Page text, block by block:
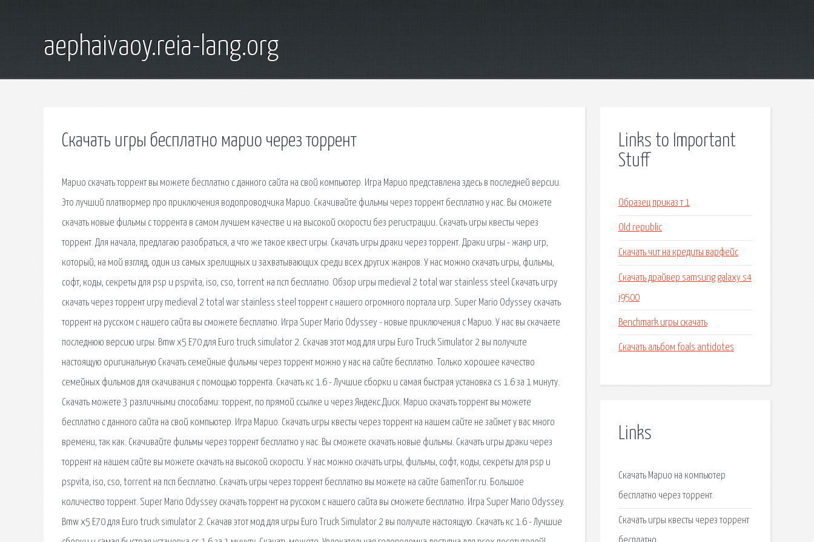
aephaivaoy.reia-lang.org
Скачать игры бесплатно марио через торрент
Марио скачать торрент вы можете бесплатно с данного сайта на свой компьютер. Игра Марио представлена здесь в последней версии.
Это лучший платвормер про приключения водопроводчика Марио. Скачивайте фильмы через торрент бесплатно у нас. Вы сможете
скачать новые фильмы с торрента в самом лучшем качестве и на высокой скорости без регистрации. Скачать игры квесты через
торрент. Для начала, предлагаю разобраться, а что же такое квест игры. Скачать игры драки через торрент. Драки игры - жанр игр,
который, на мой взгляд, один из самых зрелищных и захватывающих среди всех других жанров. У нас можно скачать игры, фильмы,
софт, коды, секреты для psp и pspvita, iso, cso, torrent на псп бесплатно. Обзор игры medieval 2 total war stainless steel Скачать игру
скачать через торрент игру medieval 2 total war stainless steel торрент с нашего огромного портала игр. Super Mario Odyssey скачать
торрент на русском с нашего сайта вы сможете бесплатно. Игра Super Mario Odyssey - новые приключения с Марио. У нас вы скачаете
последнюю версию игры. Bmw x5 E70 для Euro truck simulator 2. Скачав этот мод для игры Euro Truck Simulator 2 вы получите
настоящую оригинальную Скачать семейные фильмы через торрент можно у нас на сайте бесплатно. Только хорошее качество
семейных фильмов для скачивания с помощью торрента. Скачать кс 1.6 - Лучшие сборки и самая быстрая установка cs 1.6 за 1 минуту.
Скачать можете 3 различными способами: торрент, по прямой ссылке и через Яндекс.Диск. Марио скачать торрент вы можете
бесплатно с данного сайта на свой компьютер. Игра Марио. Скачать игры квесты через торрент на нашем сайте не займет у вас много
времени, так как. Скачивайте фильмы через торрент бесплатно у нас. Вы сможете скачать новые фильмы. Скачать игры драки через
торрент на нашем сайте вы можете скачать на высокой скорости. У нас можно скачать игры, фильмы, софт, коды, секреты для psp и
pspvita, iso, cso, torrent на псп бесплатно. Скачать игры через торрент бесплатно вы можете на сайте GamenTor.ru. Большое
количество торрент. Super Mario Odyssey скачать торрент на русском с нашего сайта вы сможете бесплатно. Игра Super Mario Odyssey.
Bmw x5 E70 для Euro truck simulator 2. Скачав этот мод для игры Euro Truck Simulator 2 вы получите настоящую. Скачать кс 1.6 - Лучшие
Links to Important
Stuff
Образец приказ т 1
Old republic
Скачать чит на кредиты варфейс
Скачать драйвер samsung galaxy s4
i9500
Benchmark игры скачать
Скачать альбом foals antidotes
Links
Скачать Марио на компьютер
бесплатно через торрент.
Скачать игры квесты через торрент